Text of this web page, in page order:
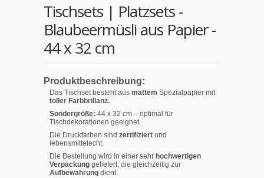
Tischsets | Platzsets -
Blaubeermüsli aus Papier -
44 x 32 cm
Produktbeschreibung:
Das Tischset besteht aus mattem Spezialpapier mit
toller Farbbrillanz.
Sondergröße: 44 x 32 cm – optimal für
Tischdekorationen geeignet.
Die Druckfarben sind zertifiziert und
lebensmittelecht.
Die Bestellung wird in einer sehr hochwertigen
Verpackung geliefert, die gleichzeitig zur
Aufbewahrung dient.